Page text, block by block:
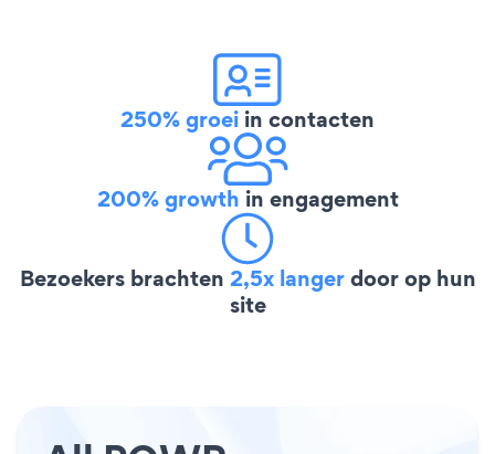
250% groei in contacten
200% growth in engagement
Bezoekers brachten 2,5x langerdoor op hun
site